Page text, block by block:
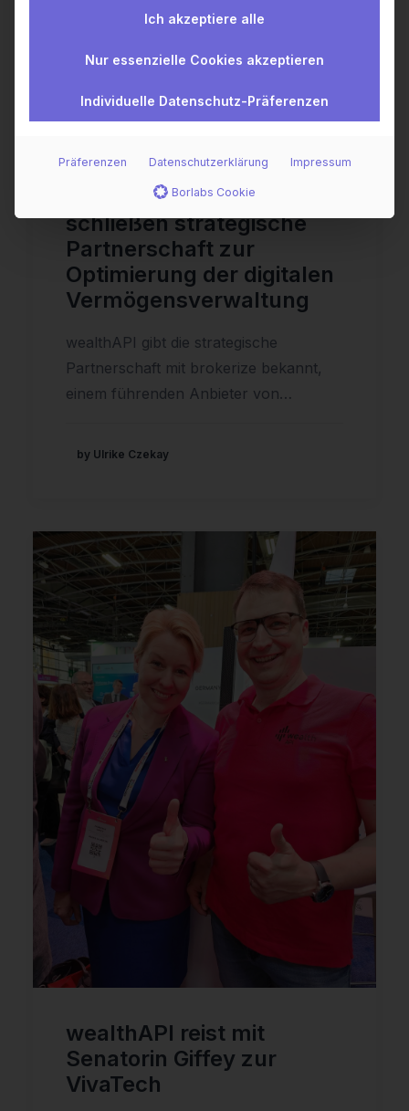
wealthAPI und brokerize
schließen strategische
Partnerschaft zur
Optimierung der digitalen
Vermögensverwaltung
wealthAPI gibt die strategische
Partnerschaft mit brokerize bekannt,
einem führenden Anbieter von…
by Ulrike Czekay
wealthAPI reist mit
Senatorin Giffey zur
VivaTech
Ich akzeptiere alle
Nur essenzielle Cookies akzeptieren
Individuelle Datenschutz-Präferenzen
Präferenzen Datenschutzerklärung Impressum
Borlabs Cookie